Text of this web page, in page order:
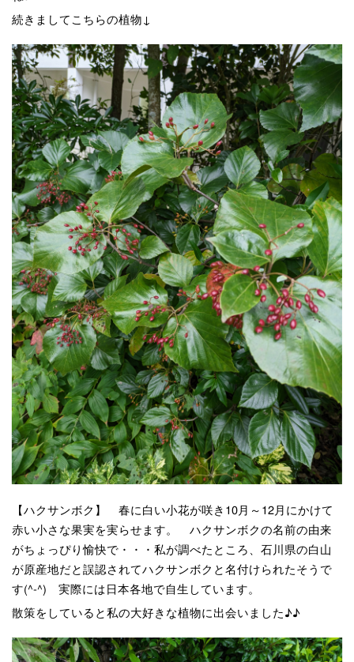
続きましてこちらの植物↓
【ハクサンボク】 春に白い小花が咲き10月～12月にかけて
赤い小さな果実を実らせます。 ハクサンボクの名前の由来
がちょっぴり愉快で・・・私が調べたところ、石川県の白山
が原産地だと誤認されてハクサンボクと名付けられたそうで
す(^-^) 実際には日本各地で自生しています。
散策をしていると私の大好きな植物に出会いました♪♪